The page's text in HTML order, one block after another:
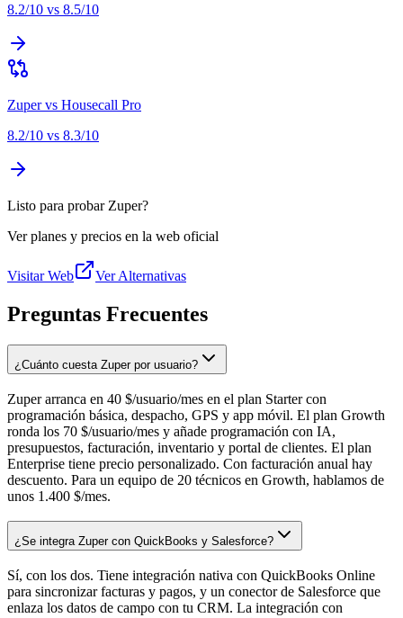
8.2/10 vs 8.5/10
Zupervs Housecall Pro
8.2/10 vs 8.3/10
Listo para probar Zuper?
Ver planes y precios en la web oficial
Visitar Web Ver Alternativas
Preguntas Frecuentes
¿Cuánto cuesta Zuper por usuario?
Zuper arranca en 40 $/usuario/mes en el plan Starter con
programación básica, despacho, GPS y app móvil. El plan Growth
ronda los 70 $/usuario/mes y añade programación con IA,
presupuestos, facturación, inventario y portal de clientes. El plan
Enterprise tiene precio personalizado. Con facturación anual hay
descuento. Para un equipo de 20 técnicos en Growth, hablamos de
unos 1.400 $/mes.
¿Se integra Zuper con QuickBooks y Salesforce?
Sí, con los dos. Tiene integración nativa con QuickBooks Online
para sincronizar facturas y pagos, y un conector de Salesforce que
enlaza los datos de campo con tu CRM. La integración con